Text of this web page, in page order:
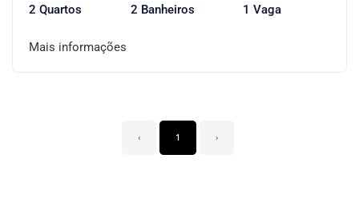
2 Quartos 2 Banheiros 1 Vaga
Mais informações
‹ 1 ›